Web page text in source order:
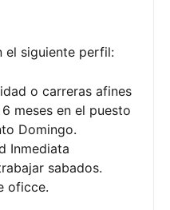
el siguiente perfil:
o carreras afines
meses en el puesto
Domingo.
Inmediata
sabados.
oficce.